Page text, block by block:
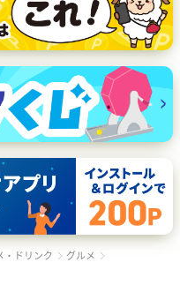
・ドリンク
グルメ